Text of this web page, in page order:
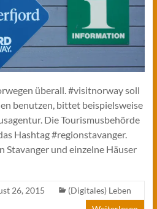
überall. #visitnorway soll
benutzen, bittet beispielsweise
Die Tourismusbehörde
Hashtag #regionstavanger.
Stavanger und einzelne Häuser
26, 2015
(Digitales) Leben